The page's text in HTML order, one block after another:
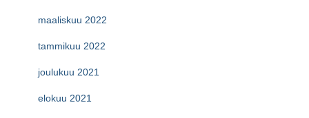
maaliskuu 2022
tammikuu 2022
joulukuu 2021
elokuu 2021